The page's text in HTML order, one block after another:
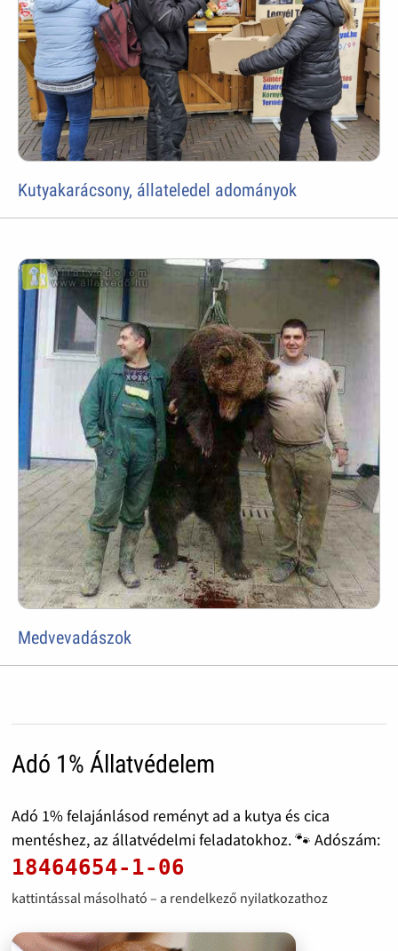
Kutyakarácsony, állateledel adományok
Medvevadászok
Adó 1% Állatvédelem
Adó 1% felajánlásod reményt ad a kutya és cica
mentéshez, az állatvédelmi feladatokhoz. 🐾 Adószám:
18464654-1-06
kattintással másolható – a rendelkező nyilatkozathoz